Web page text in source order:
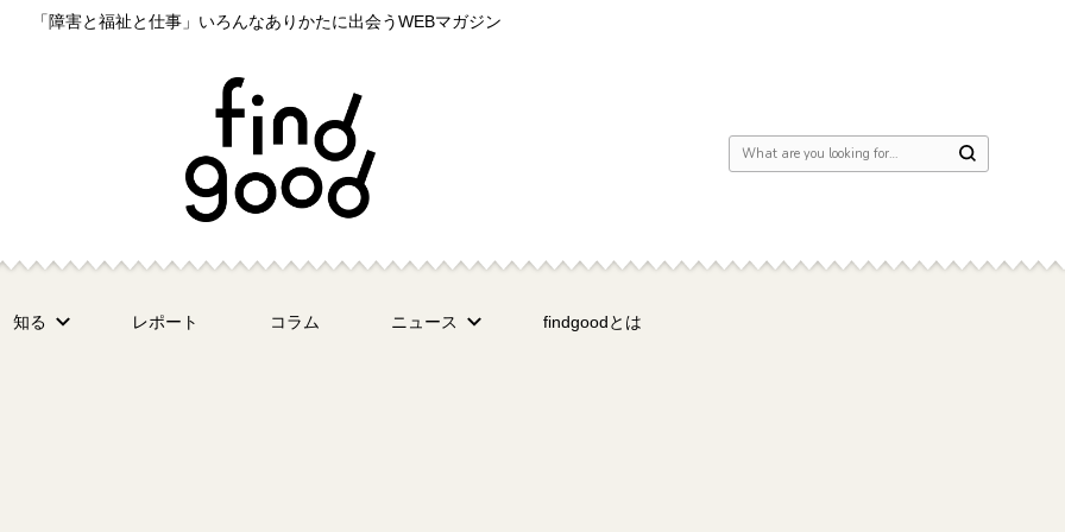
「障害と福祉と仕事」いろんなありかたに出会うWEBマガジン
Looking for Something?
知る レポート コラム ニュース findgoodとは